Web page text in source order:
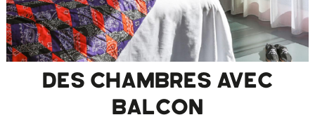
DES CHAMBRES AVEC
BALCON